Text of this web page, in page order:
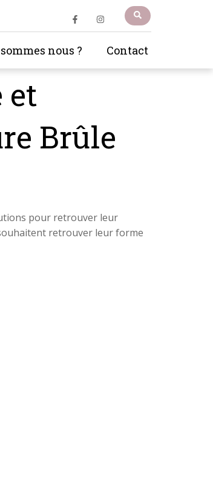
nous ? Contact
et
Brûle
pour retrouver leur
retrouver leur forme